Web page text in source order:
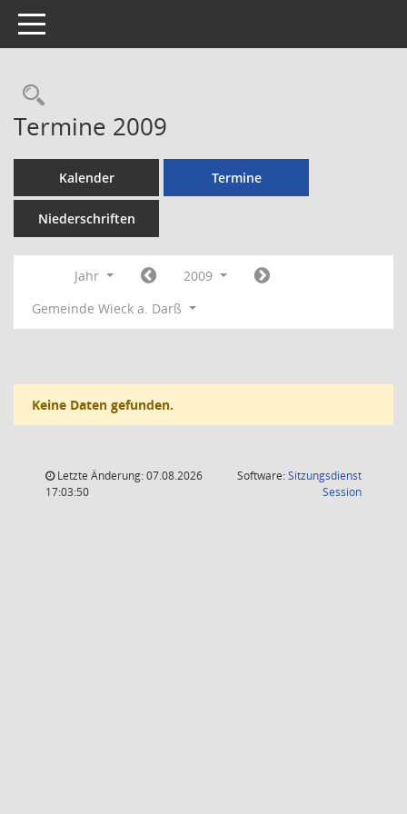
Toggle navigation
Rechercheauswahl
Termine 2009
Kalender Termine
Niederschriften
Jahr
2009
Gemeinde Wieck a. Darß
Keine Daten gefunden.
Letzte Änderung: 07.08.2026
17:03:50
Software:Sitzungsdienst
Session(Wird in